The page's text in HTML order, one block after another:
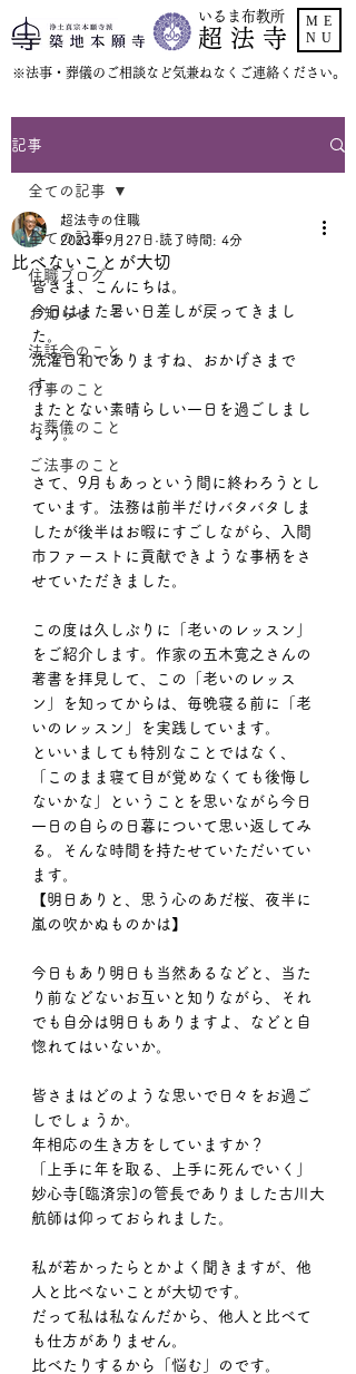
いるま布教所
超 法 寺
​※法事・葬儀のご相談など気兼ねなくご連絡ください。
ME
NU
記事
全ての記事
住職ブログ
お知らせ
法話会のこと
行事のこと
お葬儀のこと
ご法事のこと
全ての記事
比べないことが大切
超法寺の住職
2023年9月27日 読了時間: 4分
皆さま、こんにちは。
今日はまた暑い日差しが戻ってきまし
た。
洗濯日和でありますね、おかげさまで
す。
またとない素晴らしい一日を過ごしまし
ょう。
さて、9月もあっという間に終わろうとし
ています。法務は前半だけバタバタしま
したが後半はお暇にすごしながら、入間
市ファーストに貢献できような事柄をさ
せていただきました。
この度は久しぶりに「老いのレッスン」
をご紹介します。作家の五木寛之さんの
著書を拝見して、この「老いのレッス
ン」を知ってからは、毎晩寝る前に「老
いのレッスン」を実践しています。
といいましても特別なことではなく、
「このまま寝て目が覚めなくても後悔し
ないかな」ということを思いながら今日
一日の自らの日暮について思い返してみ
る。そんな時間を持たせていただいてい
ます。
【明日ありと、思う心のあだ桜、夜半に
嵐の吹かぬものかは】
今日もあり明日も当然あるなどと、当た
り前などないお互いと知りながら、それ
でも自分は明日もありますよ、などと自
惚れてはいないか。
皆さまはどのような思いで日々をお過ご
しでしょうか。
年相応の生き方をしていますか？
「上手に年を取る、上手に死んでいく」
妙心寺[臨済宗]の管長でありました古川大
航師は仰っておられました。
私が若かったらとかよく聞きますが、他
人と比べないことが大切です。
だって私は私なんだから、他人と比べて
も仕方がありません。
比べたりするから「悩む」のです。